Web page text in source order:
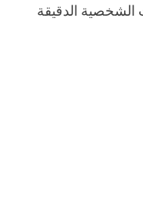
الشخصية الدقيقة